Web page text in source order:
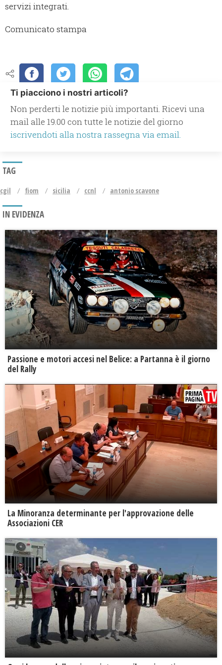
servizi integrati.
Comunicato stampa
Ti piacciono i nostri articoli?
Non perderti le notizie più importanti. Ricevi una
mail alle 19.00 con tutte le notizie del giorno
iscrivendoti alla nostra rassegna via email.
TAG
cgil fiom sicilia ccnl antonio scavone
IN EVIDENZA
Passione e motori accesi nel Belice: a Partanna è il giorno
del Rally
La Minoranza determinante per l'approvazione delle
Associazioni CER